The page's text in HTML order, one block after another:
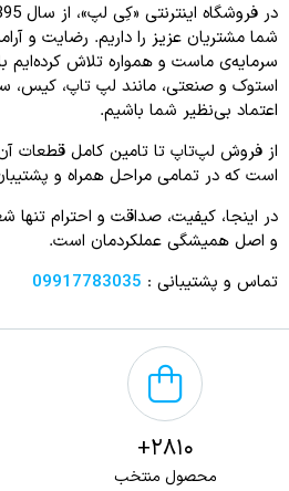
شما مشتریان عزیز را داریم. رضایت و
سرمایه‌ی ماست و همواره تلاش کرده‌ایم
استوک و صنعتی، مانند لپ‌ تاپ، کیس،
اعتماد بی‌نظیر شما باشیم.
از فروش لپ‌تاپ تا تامین کامل قطعات
است که در تمامی مراحل همراه و
در اینجا، کیفیت، صداقت و احترام تنها
و اصل همیشگی عملکردمان است.
تماس و پشتیبانی : 09917783035
2810+
محصول منتخب